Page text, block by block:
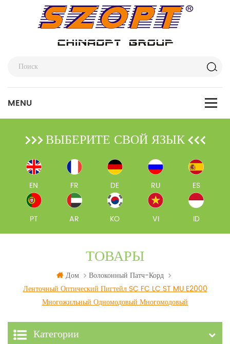
ВЫБЕРИТЕ СВОЙ ЯЗЫК
EN FR DE RU ES
PT AR KO VI ID
ТОВАРЫ
Дом
Волоконный Патч-Корд
Ленточный Оптический Пигтейл SC FC LC ST MU E2000
Многожильный Одномодовый Многомодовый
Категории